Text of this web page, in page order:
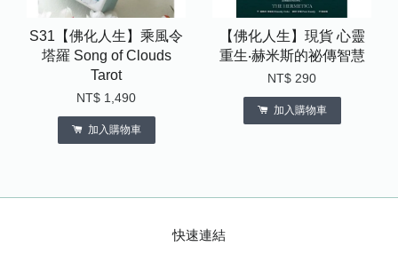
S31【佛化人生】乘風令
塔羅 Song of Clouds
Tarot
NT$ 1,490
加入購物車
【佛化人生】現貨 心靈
重生‧赫米斯的祕傳智慧
NT$ 290
加入購物車
快速連結